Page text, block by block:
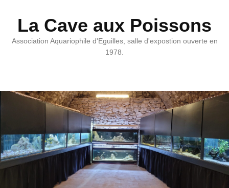
La Cave aux Poissons
Association Aquariophile d'Eguilles, salle d'expostion ouverte en
1978.